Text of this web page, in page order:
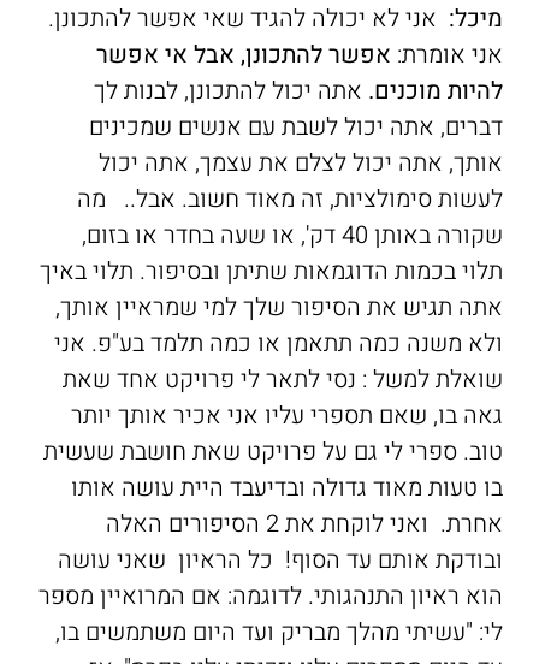
מיכל: אני לא יכולה להגיד שאי אפשר להתכונן.
אני אומרת: אפשר להתכונן, אבל אי אפשר
להיות מוכנים. אתה יכול להתכונן, לבנות לך
דברים, אתה יכול לשבת עם אנשים שמכינים
אותך, אתה יכול לצלם את עצמך, אתה יכול
לעשות סימולציות, זה מאוד חשוב. אבל.. מה
שקורה באותן 40 דק', או שעה בחדר או בזום,
תלוי בכמות הדוגמאות שתיתן ובסיפור. תלוי באיך
אתה תגיש את הסיפור שלך למי שמראיין אותך,
ולא משנה כמה תתאמן או כמה תלמד בע"פ. אני
שואלת למשל : נסי לתאר לי פרויקט אחד שאת
גאה בו, שאם תספרי עליו אני אכיר אותך יותר
טוב. ספרי לי גם על פרויקט שאת חושבת שעשית
בו טעות מאוד גדולה ובדיעבד היית עושה אותו
אחרת. ואני לוקחת את 2 הסיפורים האלה
ובודקת אותם עד הסוף! כל הראיון שאני עושה
הוא ראיון התנהגותי. לדוגמה: אם המרואיין מספר
לי: "עשיתי מהלך מבריק ועד היום משתמשים בו,